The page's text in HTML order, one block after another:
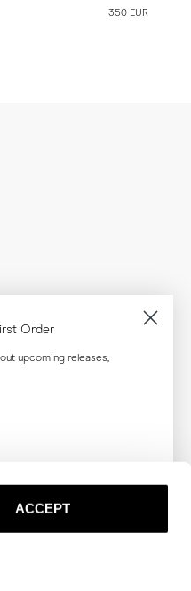
ACCEPT
350 EUR
Order
upcoming releases,